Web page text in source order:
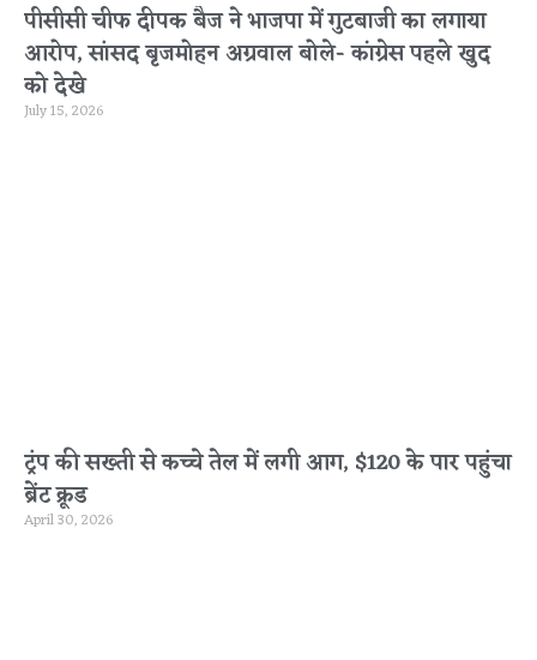
पीसीसी चीफ दीपक बैज ने भाजपा में गुटबाजी का लगाया
आरोप, सांसद बृजमोहन अग्रवाल बोले- कांग्रेस पहले खुद
को देखे
July 15, 2026
ट्रंप की सख्ती से कच्चे तेल में लगी आग, $120 के पार पहुंचा
ब्रेंट क्रूड
April 30, 2026